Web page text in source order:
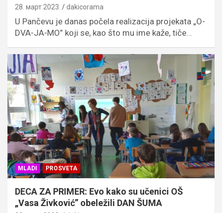
28. март 2023. dakicorama
U Pančevu je danas počela realizacija projekata „O-
DVA-JA-MO” koji se, kao što mu ime kaže, tiče…
MLADI PROSVETA
DECA ZA PRIMER: Evo kako su učenici OŠ
„Vasa Živković” obeležili DAN ŠUMA